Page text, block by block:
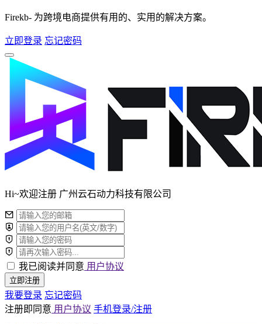
Firekb- 为跨境电商提供有用的、实用的解决方案。
立即登录 忘记密码
Hi~欢迎注册 广州云石动力科技有限公司
我已阅读并同意 用户协议
立即注册
我要登录 忘记密码
注册即同意 用户协议 手机登录/注册